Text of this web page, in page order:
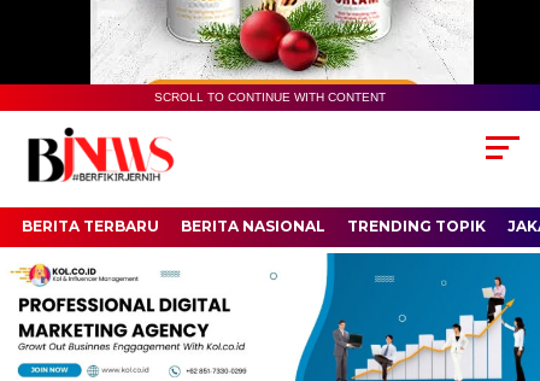
SCROLL TO CONTINUE WITH CONTENT
BERITA TERBARU BERITA NASIONAL TRENDING TOPIK